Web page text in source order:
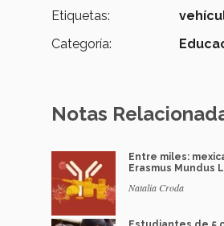
Etiquetas:
Categoría:
Notas
Entre miles:
Erasmus Mundus
Natalia Croda